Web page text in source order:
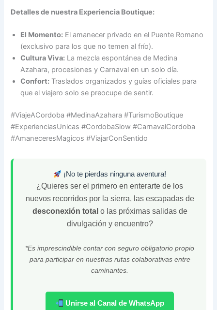
Detalles de nuestra Experiencia Boutique:
El Momento: El amanecer privado en el Puente Romano
(exclusivo para los que no temen al frío).
Cultura Viva: La mezcla espontánea de Medina
Azahara, procesiones y Carnaval en un solo día.
Confort: Traslados organizados y guías oficiales para
que el viajero solo se preocupe de sentir.
#ViajeACordoba #MedinaAzahara #TurismoBoutique
#ExperienciasUnicas #CordobaSlow #CarnavalCordoba
#AmaneceresMagicos #ViajarConSentido
¡No te pierdas ninguna aventura!
¿Quieres ser el primero en enterarte de los
nuevos recorridos por la sierra, las escapadas de
desconexión total o las próximas salidas de
divulgación y encuentro?
*Es imprescindible contar con seguro obligatorio propio
para participar en nuestras rutas colaborativas entre
caminantes.
Unirse al Canal de WhatsApp